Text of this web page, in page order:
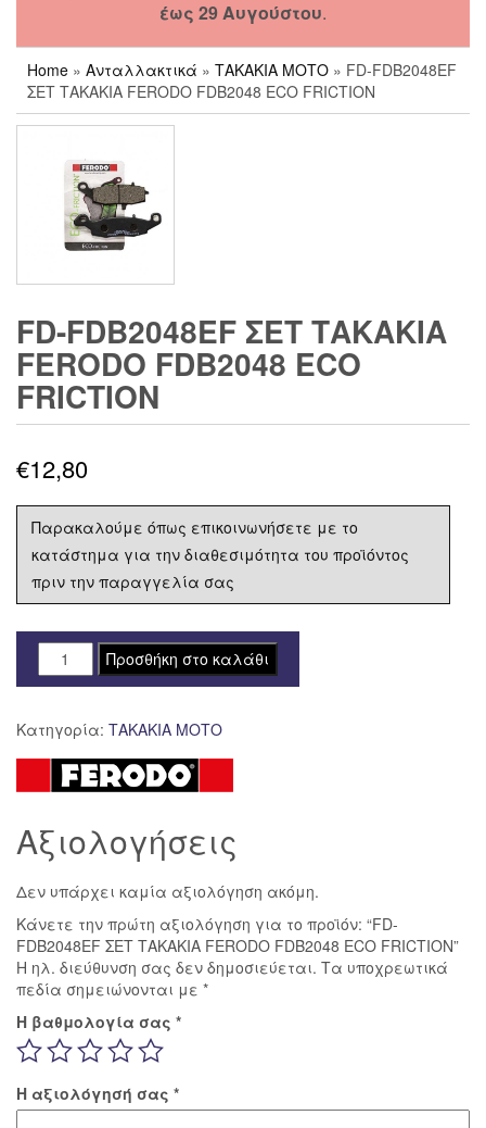
έως 29 Αυγούστου.
Home » Ανταλλακτικά » ΤΑΚΑΚΙΑ ΜΟΤΟ » FD-FDB2048EF
ΣΕΤ ΤΑΚΑΚΙΑ FERODO FDB2048 ECO FRICTION
FD-FDB2048EF ΣΕΤ ΤΑΚΑΚΙΑ
FERODO FDB2048 ECO
FRICTION
€12,80
Παρακαλούμε όπως επικοινωνήσετε με το
κατάστημα για την διαθεσιμότητα του προϊόντος
πριν την παραγγελία σας
FD-
FDB2048EF
ΤΑΚΑΚΙΑ
FERODO
FDB2048
FRICTION
Προσθήκη στο καλάθι
Κατηγορία: ΤΑΚΑΚΙΑ ΜΟΤΟ
Αξιολογήσεις
Δεν υπάρχει καμία αξιολόγηση ακόμη.
Κάνετε την πρώτη αξιολόγηση για το προϊόν: “FD-
FDB2048EF ΣΕΤ ΤΑΚΑΚΙΑ FERODO FDB2048 ECO FRICTION”
Η ηλ. διεύθυνση σας δεν δημοσιεύεται. Τα υποχρεωτικά
πεδία σημειώνονται με *
Η βαθμολογία σας *
Η αξιολόγησή σας *